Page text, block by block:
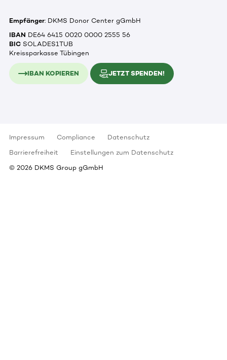
Empfänger: DKMS Donor Center gGmbH
IBAN DE64 6415 0020 0000 2555 56
BIC SOLADES1TUB
Kreissparkasse Tübingen
IBAN KOPIEREN JETZT SPENDEN!
Impressum Compliance
Datenschutz
Barrierefreiheit
Einstellungen zum Datenschutz
© 2026 DKMS Group gGmbH